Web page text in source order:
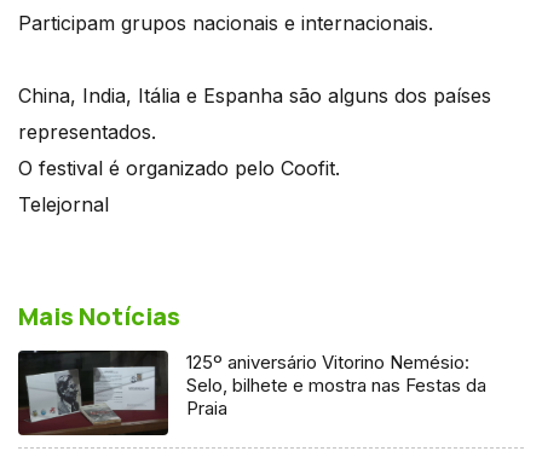
Participam grupos nacionais e internacionais.
China, India, Itália e Espanha são alguns dos países
representados.
O festival é organizado pelo Coofit.
Telejornal
Mais Notícias
125º aniversário Vitorino Nemésio:
Selo, bilhete e mostra nas Festas da
Praia